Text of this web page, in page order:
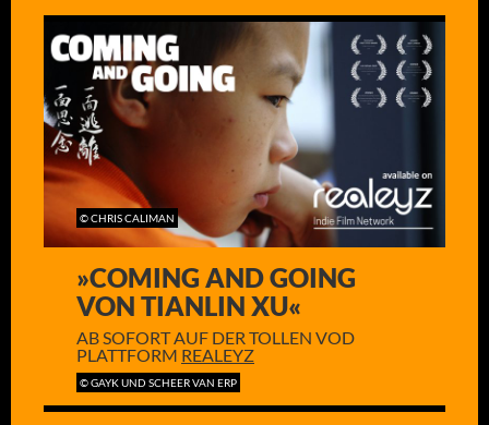
© CHRIS CALIMAN
»COMING AND GOING
VON TIANLIN XU«
AB SOFORT AUF DER TOLLEN VOD
PLATTFORM REALEYZ
© GAYK UND SCHEER VAN ERP